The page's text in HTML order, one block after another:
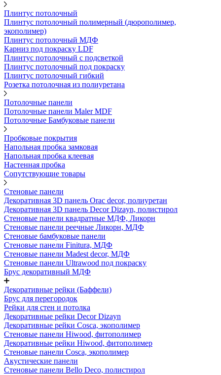
Плинтус потолочный
Плинтус потолочный полимерный (дюрополимер,
экополимер)
Плинтус потолочный МДФ
Карниз под покраску LDF
Плинтус потолочный с подсветкой
Плинтус потолочный под покраску
Плинтус потолочный гибкий
Розетка потолочная из полиуретана
Потолочные панели
Потолочные панели Maler MDF
Потолочные Бамбуковые панели
Пробковые покрытия
Напольная пробка замковая
Напольная пробка клеевая
Настенная пробка
Сопутствующие товары
Стеновые панели
Декоративная 3D панель Orac decor, полиуретан
Декоративная 3D панель Decor Dizayn, полистирол
Стеновые панели квадратные МДФ, Ликорн
Стеновые панели реечные Ликорн, МДФ
Стеновые бамбуковые панели
Стеновые панели Finitura, МДФ
Стеновые панели Madest decor, МДФ
Стеновые панели Ultrawood под покраску
Брус декоративный МДФ
Декоративные рейки (Баффели)
Брус для перегородок
Рейки для стен и потолка
Декоративные рейки Decor Dizayn
Декоративные рейки Cosca, экополимер
Стеновые панели Hiwood, фитополимер
Декоративные рейки Hiwood, фитополимер
Стеновые панели Cosca, экополимер
Акустические панели
Стеновые панели Bello Deco, полистирол